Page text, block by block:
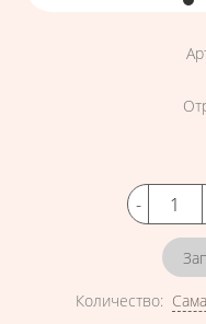
Кол-во
Количество: